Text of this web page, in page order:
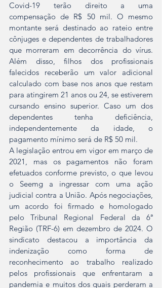
Covid-19 terão direito a uma
compensação de R$ 50 mil. O mesmo
montante será destinado ao rateio entre
cônjuges e dependentes de trabalhadores
que morreram em decorrência do vírus.
Além disso, filhos dos profissionais
falecidos receberão um valor adicional
calculado com base nos anos que restam
para atingirem 21 anos ou 24, se estiverem
cursando ensino superior. Caso um dos
dependentes tenha deficiência,
independentemente da idade, o
pagamento mínimo será de R$ 50 mil.
A legislação entrou em vigor em março de
2021, mas os pagamentos não foram
efetuados conforme previsto, o que levou
o Seemg a ingressar com uma ação
judicial contra a União. Após negociações,
um acordo foi firmado e homologado
pelo Tribunal Regional Federal da 6ª
Região (TRF-6) em dezembro de 2024. O
sindicato destacou a importância da
indenização como forma de
reconhecimento ao trabalho realizado
pelos profissionais que enfrentaram a
pandemia e muitos dos quais perderam a